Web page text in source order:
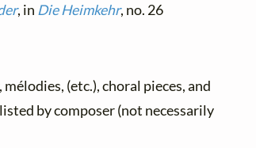
, in Die Heimkehr, no. 26
mélodies, (etc.), choral pieces, and
by composer (not necessarily